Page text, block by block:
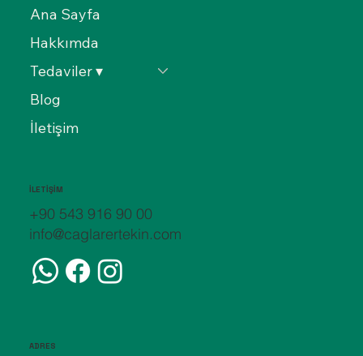
Ana Sayfa
Hakkımda
Tedaviler ▾
Blog
İletişim
İLETİŞİM
+90 543 916 90 00
info@caglarertekin.com
ADRES